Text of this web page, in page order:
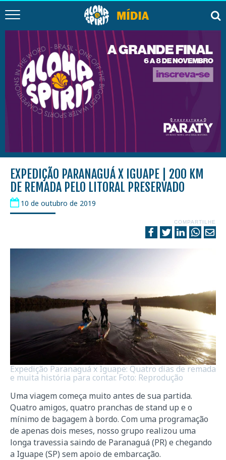
EXPEDIÇÃO PARANAGUÁ X IGUAPE | 200 KM
DE REMADA PELO LITORAL PRESERVADO
10 de outubro de 2019
COMPARTILHE
Expedição Paranaguá x Iguape: Quatro dias de remada
e muita história para contar. Foto: Reprodução
Uma viagem começa muito antes de sua partida.
Quatro amigos, quatro pranchas de stand up e o
mínimo de bagagem à bordo. Com uma programação
de apenas dois meses, nosso grupo realizou uma
longa travessia saindo de Paranaguá (PR) e chegando
a Iguape (SP) sem apoio de embarcação.